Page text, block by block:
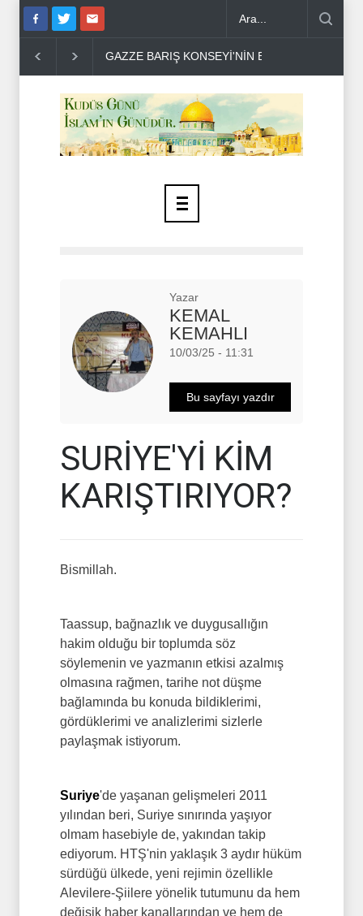
GAZZE’DE KATLİAM: 9 ŞEHİT..
Yazar
KEMAL
KEMAHLI
10/03/25 - 11:31
Bu sayfayı yazdır
SURİYE'Yİ KİM
KARIŞTIRIYOR?
Bismillah.
Taassup, bağnazlık ve duygusallığın
hakim olduğu bir toplumda söz
söylemenin ve yazmanın etkisi azalmış
olmasına rağmen, tarihe not düşme
bağlamında bu konuda bildiklerimi,
gördüklerimi ve analizlerimi sizlerle
paylaşmak istiyorum.
Suriye'de yaşanan gelişmeleri 2011
yılından beri, Suriye sınırında yaşıyor
olmam hasebiyle de, yakından takip
ediyorum. HTŞ'nin yaklaşık 3 aydır hüküm
sürdüğü ülkede, yeni rejimin özellikle
Alevilere-Şiilere yönelik tutumunu da hem
değişik haber kanallarından ve hem de